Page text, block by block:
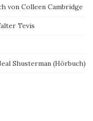
von Colleen Cambridge
Tevis
Shusterman (Hörbuch)